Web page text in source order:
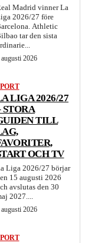
Madrid vinner La
2026/27 före
Athletic
tar den sista
2026
LIGA 2026/27
STORA
TILL
OCH TV
Liga 2026/27 börjar
15 augusti 2026
avslutas den 30
2027....
2026